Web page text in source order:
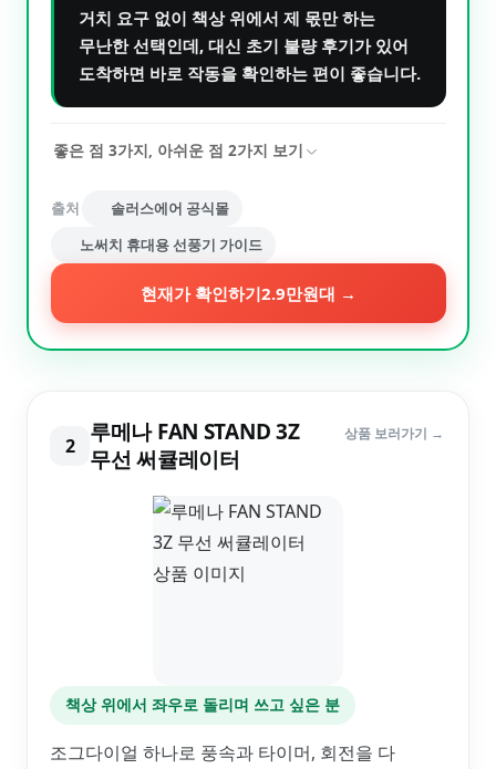
거치 요구 없이 책상 위에서 제 몫만 하는
무난한 선택인데, 대신 초기 불량 후기가 있어
도착하면 바로 작동을 확인하는 편이 좋습니다.
좋은 점 3가지, 아쉬운 점 2가지 보기
출처
솔러스에어 공식몰
노써치 휴대용 선풍기 가이드
현재가 확인하기2.9만원대 →
2
루메나 FAN STAND 3Z
무선 써큘레이터
상품 보러가기 →
책상 위에서 좌우로 돌리며 쓰고 싶은 분
조그다이얼 하나로 풍속과 타이머, 회전을 다